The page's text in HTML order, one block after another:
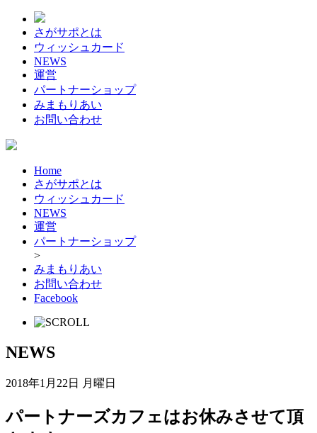
さがサポとは
ウィッシュカード
NEWS
運営
パートナーショップ
みまもりあい
お問い合わせ
Home
さがサポとは
ウィッシュカード
NEWS
運営
パートナーショップ
>
みまもりあい
お問い合わせ
Facebook
NEWS
2018年1月22日 月曜日
パートナーズカフェはお休みさせて頂